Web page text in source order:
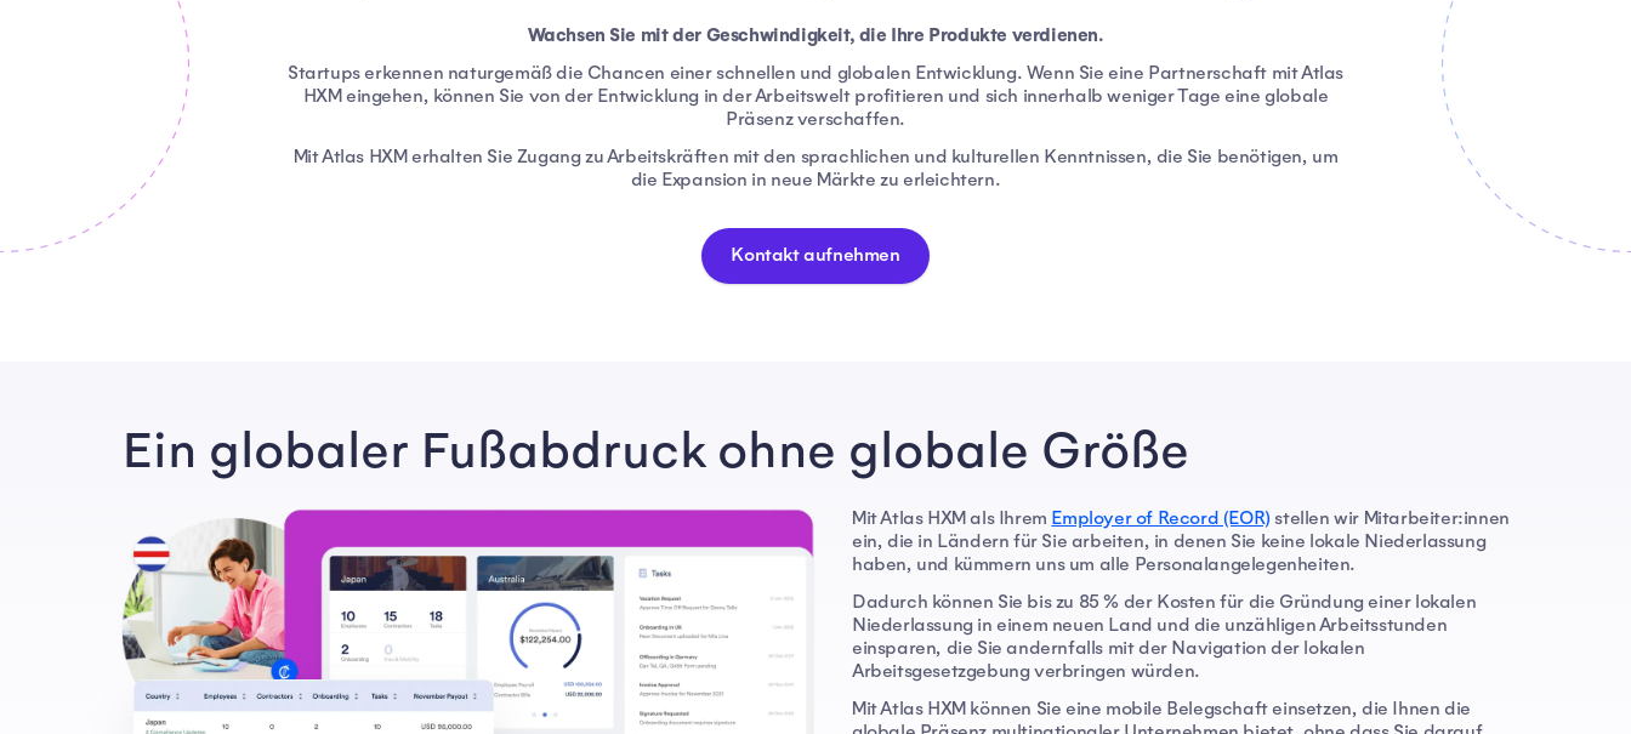
Wachsen Sie mit der Geschwindigkeit, die Ihre Produkte verdienen.
Startups erkennen naturgemäß die Chancen einer schnellen und globalen Entwicklung. Wenn Sie eine Partnerschaft mit Atlas
HXM eingehen, können Sie von der Entwicklung in der Arbeitswelt profitieren und sich innerhalb weniger Tage eine globale
Präsenz verschaffen.
Mit Atlas HXM erhalten Sie Zugang zu Arbeitskräften mit den sprachlichen und kulturellen Kenntnissen, die Sie benötigen, um
die Expansion in neue Märkte zu erleichtern.
Kontakt aufnehmen
Ein globaler Fußabdruck ohne globale Größe
Mit Atlas HXM als Ihrem Employer of Record (EOR)stellen wir Mitarbeiter:innen
ein, die in Ländern für Sie arbeiten, in denen Sie keine lokale Niederlassung
haben, und kümmern uns um alle Personalangelegenheiten.
Dadurch können Sie bis zu 85 % der Kosten für die Gründung einer lokalen
Niederlassung in einem neuen Land und die unzähligen Arbeitsstunden
einsparen, die Sie andernfalls mit der Navigation der lokalen
Arbeitsgesetzgebung verbringen würden.
Mit Atlas HXM können Sie eine mobile Belegschaft einsetzen, die Ihnen die